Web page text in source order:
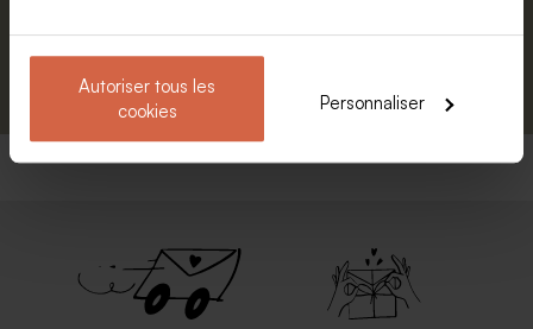
Autoriser tous les
cookies
Personnaliser
S'abonner